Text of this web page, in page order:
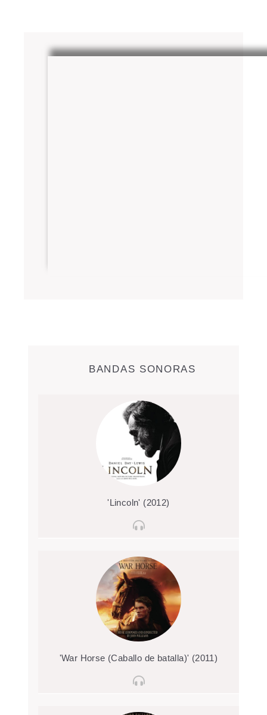
BANDAS SONORAS
'Lincoln' (2012)
'War Horse (Caballo de batalla)' (2011)